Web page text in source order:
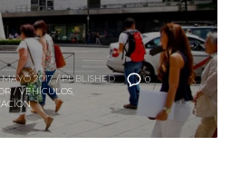
0
MAYO 2017 / PUBLISHED
/ VEHÍCULOS